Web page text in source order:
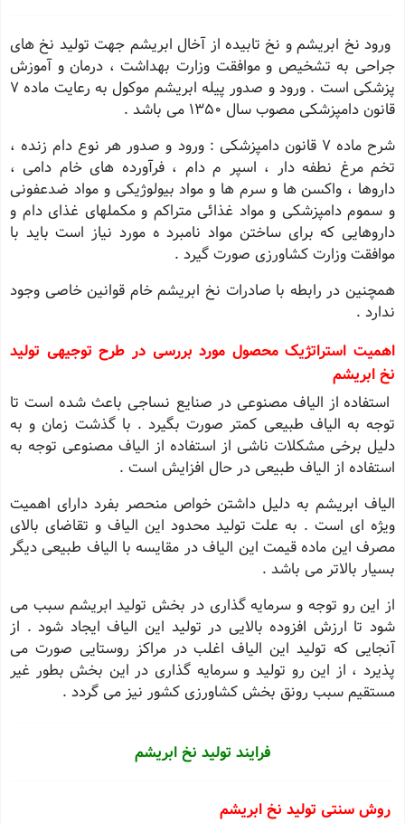
ورود نخ ابریشم و نخ تابیده از آخال ابریشم جهت تولید نخ های
جراحی به تشخیص و موافقت وزارت بهداشت ، درمان و آموزش
پزشکی است . ورود و صدور پیله ابریشم موکول به رعایت ماده 7
قانون دامپزشکی مصوب سال 1350 می باشد .
شرح ماده 7 قانون دامپزشکی : ورود و صدور هر نوع دام زنده ،
تخم مرغ نطفه دار ، اسپر م دام ، فرآورده های خام دامی ،
داروها ، واکسن ها و سرم ها و مواد بیولوژیکی و مواد ضدعفونی
و سموم دامپزشکی و مواد غذائی متراکم و مکملهای غذای دام و
داروهایی که برای ساختن مواد نامبرد ه مورد نیاز است باید با
موافقت وزارت کشاورزی صورت گیرد .
همچنین در رابطه با صادرات نخ ابریشم خام قوانین خاصی وجود
ندارد .
اهمیت استراتژیک محصول مورد بررسی در طرح توجیهی تولید
نخ ابریشم
استفاده از الیاف مصنوعی در صنایع نساجی باعث شده است تا
توجه به الیاف طبیعی کمتر صورت بگیرد . با گذشت زمان و به
دلیل برخی مشکلات ناشی از استفاده از الیاف مصنوعی توجه به
استفاده از الیاف طبیعی در حال افزایش است .
الیاف ابریشم به دلیل داشتن خواص منحصر بفرد دارای اهمیت
ویژه ای است . به علت تولید محدود این الیاف و تقاضای بالای
مصرف این ماده قیمت این الیاف در مقایسه با الیاف طبیعی دیگر
بسیار بالاتر می باشد .
از این رو توجه و سرمایه گذاری در بخش تولید ابریشم سبب می
شود تا ارزش افزوده بالایی در تولید این الیاف ایجاد شود . از
آنجایی که تولید این الیاف اغلب در مراکز روستایی صورت می
پذیرد ، از این رو تولید و سرمایه گذاری در این بخش بطور غیر
مستقیم سبب رونق بخش کشاورزی کشور نیز می گردد .
فرایند تولید نخ ابریشم
روش سنتی تولید نخ ابریشم